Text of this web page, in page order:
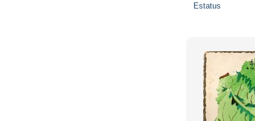
Estatus